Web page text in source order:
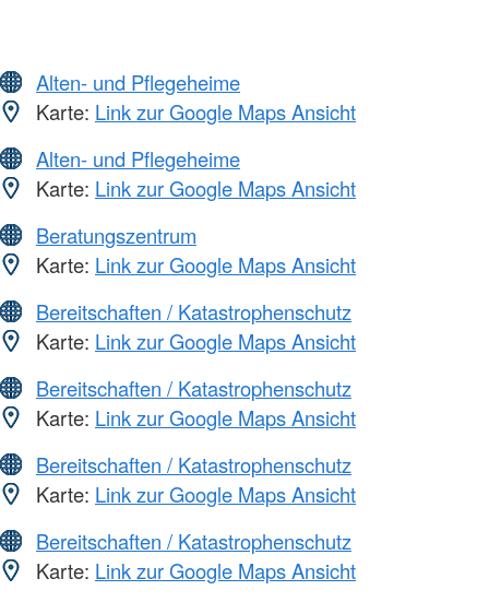
Alten- und Pflegeheime
Karte: Link zur Google Maps Ansicht
Alten- und Pflegeheime
Karte: Link zur Google Maps Ansicht
Beratungszentrum
Karte: Link zur Google Maps Ansicht
Bereitschaften / Katastrophenschutz
Karte: Link zur Google Maps Ansicht
Bereitschaften / Katastrophenschutz
Karte: Link zur Google Maps Ansicht
Bereitschaften / Katastrophenschutz
Karte: Link zur Google Maps Ansicht
Bereitschaften / Katastrophenschutz
Karte: Link zur Google Maps Ansicht